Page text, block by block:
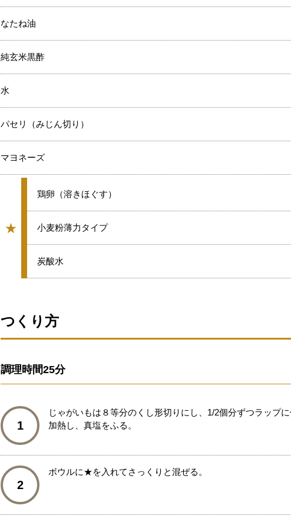
なたね油
純玄米黒酢
水
パセリ（みじん切り）
マヨネーズ
★
グループ
★
鶏卵（溶きほぐす）
★
小麦粉薄力タイプ
★
炭酸水
つくり方
調理時間25分
1
じゃがいもは８等分のくし形切りにし、1/2個分ずつラップ
加熱し、真塩をふる。
2
ボウルに★を入れてさっくりと混ぜる。